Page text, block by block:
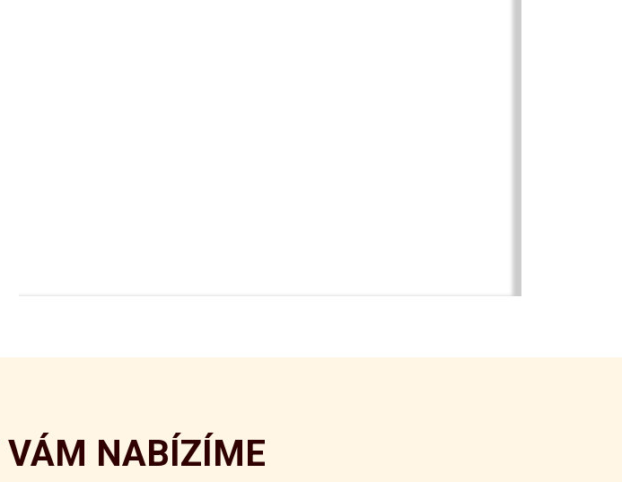
VÁM NABÍZÍME